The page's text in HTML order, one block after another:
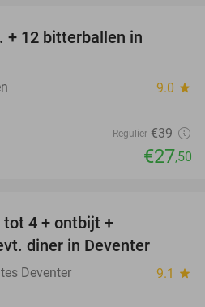
+ 12 bitterballen in
9.0 star
Regulier €39
€27,50
tot 4 + ontbijt +
diner in Deventer
Deventer 9.1 star